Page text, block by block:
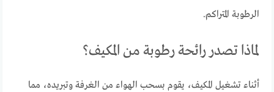
الرطوبة المتراكم.
لماذا تصدر رائحة رطوبة من المكيف؟
أثناء تشغيل المكيف، يقوم بسحب الهواء من الغرفة وتبريده، مما